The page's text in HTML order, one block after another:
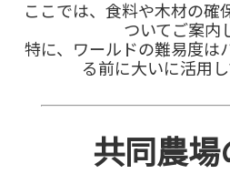
ここでは、食料や木材の確
ついてご案内
特に、ワールドの難易度は
る前に大いに活用し
共同農